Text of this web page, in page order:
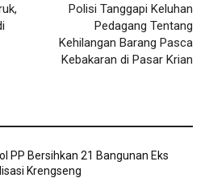
Polisi Tanggapi Keluhan
Pedagang Tentang
Kehilangan Barang Pasca
Kebakaran di Pasar Krian
PP Bersihkan 21 Bangunan Eks
Krengseng